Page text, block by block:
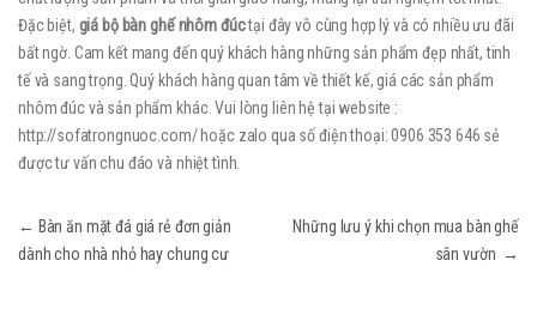
Đặc biệt, giá bộ bàn ghế nhôm đúctại đây vô cùng hợp lý và có nhiều ưu đãi
bất ngờ. Cam kết mang đến quý khách hàng những sản phẩm đẹp nhất, tinh
tế và sang trọng. Quý khách hàng quan tâm về thiết kế, giá các sản phẩm
nhôm đúc và sản phẩm khác. Vui lòng liên hệ tại website :
http://sofatrongnuoc.com/ hoặc zalo qua số điện thoại: 0906 353 646 sẻ
được tư vấn chu đáo và nhiệt tình.
Điều hướng bài viết
← Bàn ăn mặt đá giá rẻ đơn giản
dành cho nhà nhỏ hay chung cư
Những lưu ý khi chọn mua bàn ghế
sân vườn →